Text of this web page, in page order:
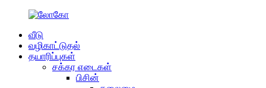
வீடு
வழிகாட்டுதல்
தயாரிப்புகள்
சக்கர எடைகள்
பிசின்